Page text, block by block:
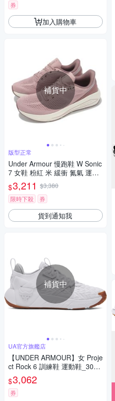
券
加入購物車
補貨中
版型正常
Under Armour 慢跑鞋 W Sonic
7 女鞋 粉紅 米 緩衝 氮氣 運動
鞋 UA 3028003673
$3,211 $3,380
限時下殺
券
貨到通知我
補貨中
UA官方旗艦店
【UNDER ARMOUR】女 Proje
ct Rock 6 訓練鞋 運動鞋_3026
535-100
$3,062
券